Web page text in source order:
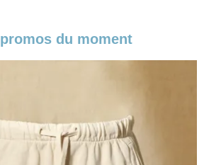
du moment